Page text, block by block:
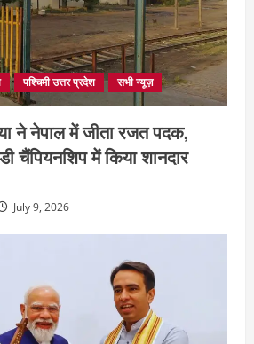
पश्चिमी उत्तर प्रदेश सभी न्यूज़
ने नेपाल में जीता रजत पदक,
चैंपियनशिप में किया शानदार
July 9, 2026